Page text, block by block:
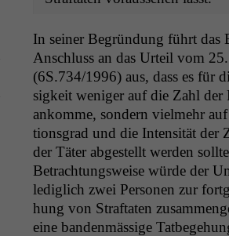
In sein­er Begrün­dung führt das
Anschluss an das Urteil vom
(6S.734/1996) aus, dass es für
sigkeit weniger auf die Zahl der
ankomme, son­dern vielmehr
tion­s­grad und die Inten­sität der
der Täter abgestellt wer­den
Betra­ch­tungsweise würde der
lediglich zwei Per­so­n­en zur
hung von Straftat­en
eine ban­den­mäs­sige